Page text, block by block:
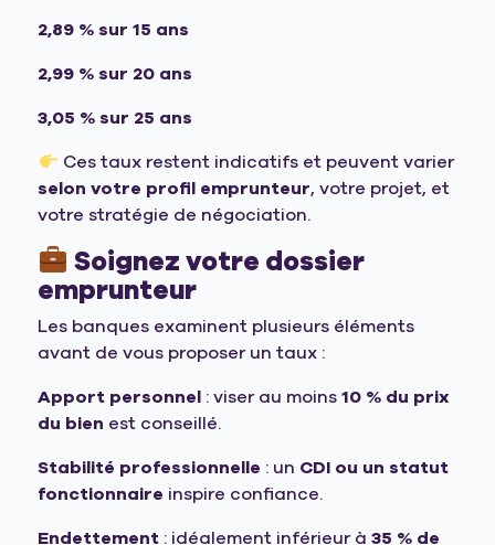
2,89 % sur 15 ans
2,99 % sur 20 ans
3,05 % sur 25 ans
Ces taux restent indicatifs et peuvent varier
selon votre profil emprunteur, votre projet, et
votre stratégie de négociation.
Soignez votre dossier
emprunteur
Les banques examinent plusieurs éléments
avant de vous proposer un taux :
Apport personnel : viser au moins10 % du prix
du bien est conseillé.
Stabilité professionnelle : un CDI ou un statut
fonctionnaire inspire confiance.
Endettement : idéalement inférieur à35 % de